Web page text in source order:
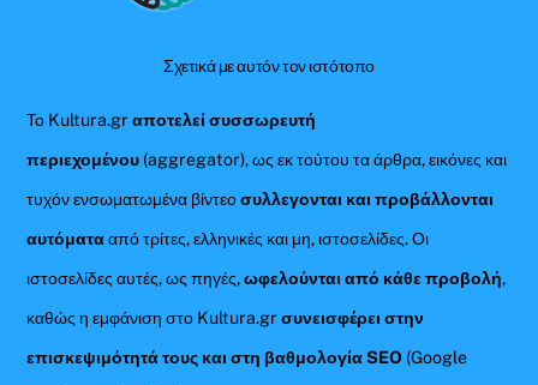
Σχετικά με αυτόν τον ιστότοπο
Το Kultura.grαποτελεί συσσωρευτή
περιεχομένου (aggregator), ως εκ τούτου τα άρθρα, εικόνες και
τυχόν ενσωματωμένα βίντεοσυλλεγονται και προβάλλονται
αυτόματααπό τρίτες, ελληνικές και μη, ιστοσελίδες. Οι
ιστοσελίδες αυτές, ως πηγές,ωφελούνται από κάθε προβολή,
καθώς η εμφάνιση στο Kultura.gr συνεισφέρει στην
επισκεψιμότητά τους και στη βαθμολογία SEO (Google